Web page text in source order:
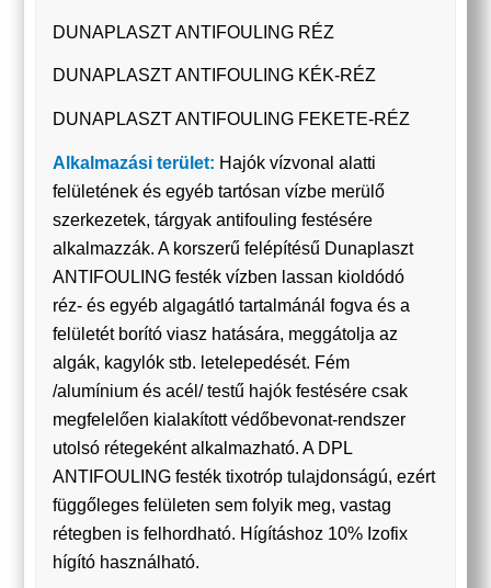
DUNAPLASZT ANTIFOULING RÉZ
DUNAPLASZT ANTIFOULING KÉK-RÉZ
DUNAPLASZT ANTIFOULING FEKETE-RÉZ
Alkalmazási terület: Hajók vízvonal alatti
felületének és egyéb tartósan vízbe merülő
szerkezetek, tárgyak antifouling festésére
alkalmazzák. A korszerű felépítésű Dunaplaszt
ANTIFOULING festék vízben lassan kioldódó
réz- és egyéb algagátló tartalmánál fogva és a
felületét borító viasz hatására, meggátolja az
algák, kagylók stb. letelepedését. Fém
/alumínium és acél/ testű hajók festésére csak
megfelelően kialakított védőbevonat-rendszer
utolsó rétegeként alkalmazható. A DPL
ANTIFOULING festék tixotróp tulajdonságú, ezért
függőleges felületen sem folyik meg, vastag
rétegben is felhordható. Hígításhoz 10% Izofix
hígító használható.